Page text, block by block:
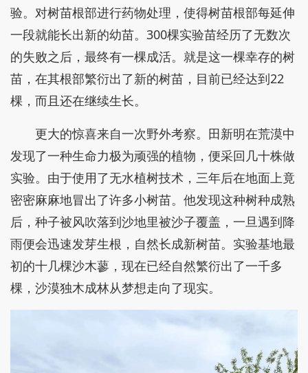
验。对树苗根部进行药物处理，使得树苗根部每延伸
一段就能长出新的幼苗。300棵实验苗经历了无数次
的失败之后，最终有一棵成活。就是这一棵幸存的树
苗，在其根部繁衍出了新的树苗，目前已经达到22
棵，而且还在继续生长。
更大的惊喜来自一次野外考察。田新明在荒漠中
发现了一种生命力极为顽强的植物，便采回几十株做
实验。由于使用了无水植树技术，三年后在地面上竟
密密麻麻地冒出了许多小树苗。他发现这种树种成熟
后，种子被风吹落到沙地里被沙子覆盖，一旦遇到降
雨便会迅速发芽生根，自然长成新树苗。实验基地最
初的十几棵沙木蓼，现在已经自然繁衍出了一千多
棵，沙漠独木成林从梦想走向了现实。